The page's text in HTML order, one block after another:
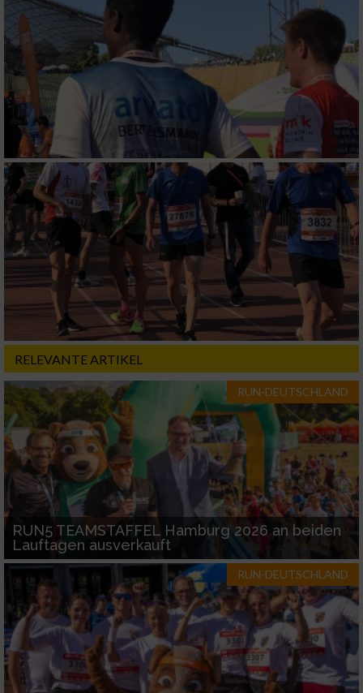
RELEVANTE ARTIKEL
RUN-DEUTSCHLAND
RUN5 TEAMSTAFFEL Hamburg 2026 an beiden
Lauftagen ausverkauft
RUN-DEUTSCHLAND